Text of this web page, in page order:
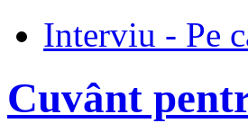
Interviu - Pe
Cuvânt